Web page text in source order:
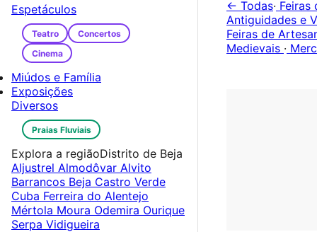
← Todas· Feiras
Antiguidades e
Feiras de
Medievais ·
Espetáculos
Teatro
Concertos
Cinema
Miúdos e Família
Exposições
Diversos
Praias Fluviais
Explora a regiãoDistrito de Beja
Aljustrel Almodôvar Alvito
Barrancos Beja Castro Verde
Cuba Ferreira do Alentejo
Mértola Moura Odemira Ourique
Serpa Vidigueira